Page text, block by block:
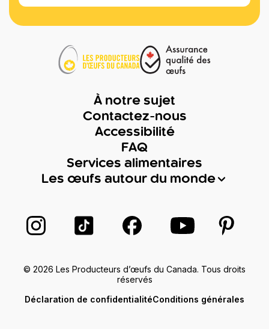
À notre sujet
Contactez-nous
Accessibilité
FAQ
Services alimentaires
Les œufs autour du monde
Suivez-nous sur Instagram
Suivez-nous sur TikTok
Suivez-nous sur Facebook
Suivez-nous sur
© 2026 Les Producteurs d’œufs du Canada. Tous droits
réservés
Déclaration de confidentialitéConditions générales